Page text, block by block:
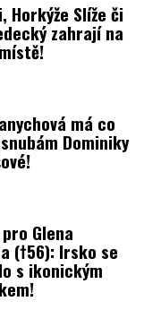
Horkýže Slíže či
zahrají na
má co
Dominiky
Glena
(†56): Irsko se
s ikonickým